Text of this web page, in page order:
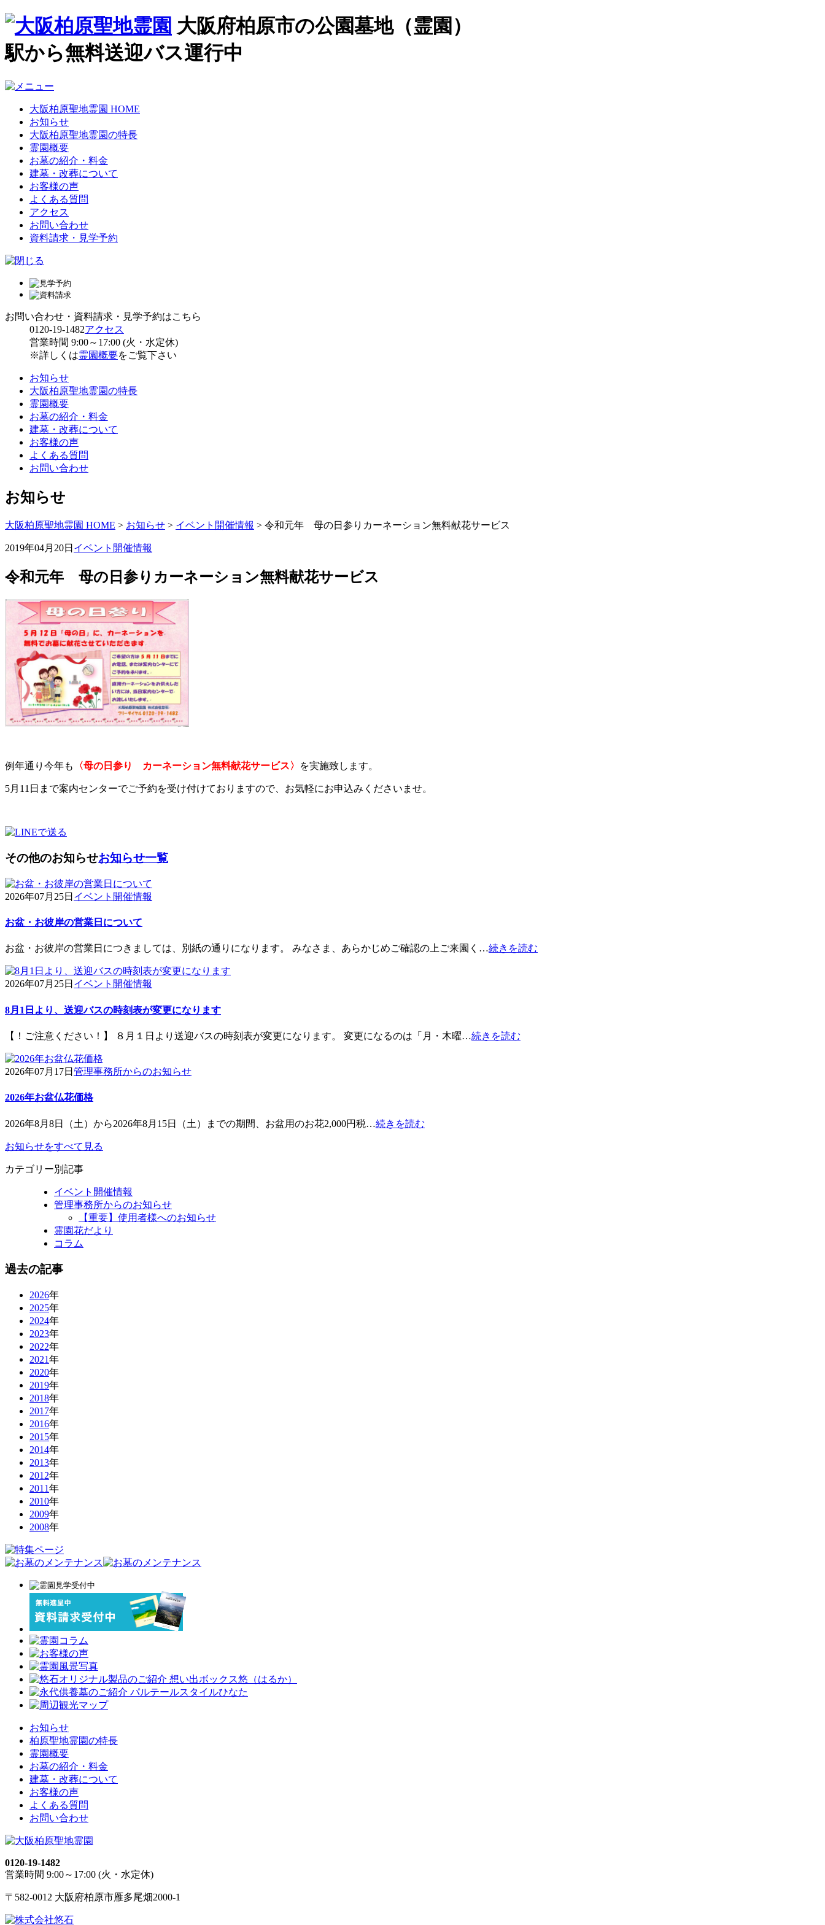
大阪府柏原市の公園墓地（霊園）
駅から無料送迎バス運行中
大阪柏原聖地霊園 HOME
お知らせ
大阪柏原聖地霊園の特長
霊園概要
お墓の紹介・料金
建墓・改葬について
お客様の声
よくある質問
アクセス
お問い合わせ
資料請求・見学予約
お問い合わせ・資料請求・見学予約はこちら
0120-19-1482アクセス
営業時間 9:00～17:00 (火・水定休)
※詳しくは霊園概要をご覧下さい
お知らせ
大阪柏原聖地霊園の特長
霊園概要
お墓の紹介・料金
建墓・改葬について
お客様の声
よくある質問
お問い合わせ
お知らせ
大阪柏原聖地霊園 HOME > お知らせ > イベント開催情報 > 令和元年 母の日参りカーネーション無料献花サービス
2019年04月20日 イベント開催情報
令和元年 母の日参りカーネーション無料献花サービス
例年通り今年も 〈母の日参り カーネーション無料献花サービス〉 を実施致します。
5月11日まで案内センターでご予約を受け付けておりますので、お気軽にお申込みくださいませ。
その他のお知らせお知らせ一覧
2026年07月25日 イベント開催情報
お盆・お彼岸の営業日について
お盆・お彼岸の営業日につきましては、別紙の通りになります。 みなさま、あらかじめご確認の上ご来園く…続きを読む
2026年07月25日 イベント開催情報
8月1日より、送迎バスの時刻表が変更になります
【！ご注意ください！】 ８月１日より送迎バスの時刻表が変更になります。 変更になるのは「月・木曜…続きを読む
2026年07月17日 管理事務所からのお知らせ
2026年お盆仏花価格
2026年8月8日（土）から2026年8月15日（土）までの期間、お盆用のお花2,000円税…続きを読む
お知らせをすべて見る
カテゴリー別記事
イベント開催情報
管理事務所からのお知らせ
【重要】使用者様へのお知らせ
霊園花だより
コラム
過去の記事
2026年
2025年
2024年
2023年
2022年
2021年
2020年
2019年
2018年
2017年
2016年
2015年
2014年
2013年
2012年
2011年
2010年
2009年
2008年
お知らせ
柏原聖地霊園の特長
霊園概要
お墓の紹介・料金
建墓・改葬について
お客様の声
よくある質問
お問い合わせ
0120-19-1482
営業時間 9:00～17:00 (火・水定休)
〒582-0012 大阪府柏原市雁多尾畑2000-1